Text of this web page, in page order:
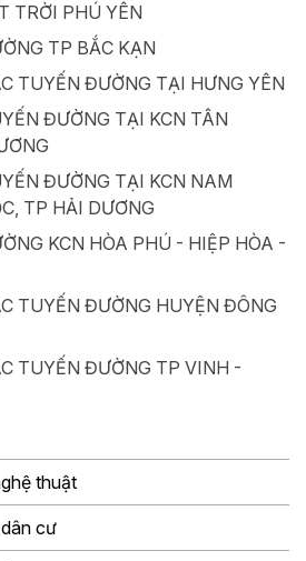
TRỜI PHÚ YÊN
TP BẮC KẠN
TUYẾN ĐƯỜNG TẠI HƯNG YÊN
ĐƯỜNG TẠI KCN TÂN
ĐƯỜNG TẠI KCN NAM
TP HẢI DƯƠNG
KCN HÒA PHÚ - HIỆP HÒA -
TUYẾN ĐƯỜNG HUYỆN ĐÔNG
TUYẾN ĐƯỜNG TP VINH -
thuật
cư